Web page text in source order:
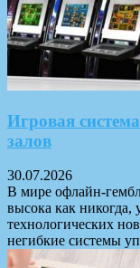
Игровая
залов
30.07.2026
В мире офлайн-
высока как никогда,
технологических
негибкие системы